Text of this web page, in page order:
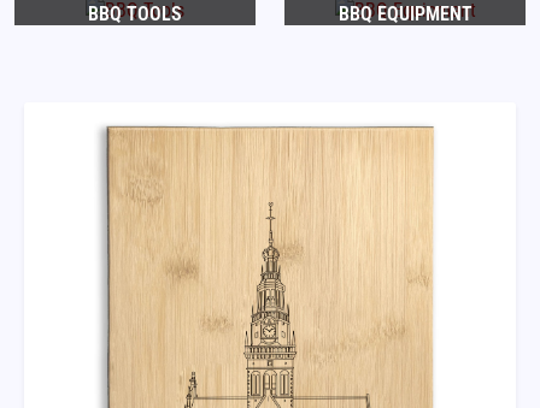
BBQ TOOLS BBQ EQUIPMENT